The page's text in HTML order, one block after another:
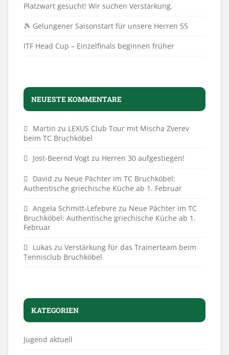
Platzwart gesucht! Wir suchen Verstärkung.
🎾 Gelungener Saisonstart für unsere Herren 55
ITF Head Cup – Einzelfinals beginnen früher
NEUESTE KOMMENTARE
Martin zu LEXUS Club Tour mit Mischa Zverev
beim TC Bruchköbel
Jost-Beernd Vogt zu Herren 30 aufgestiegen!
David zu Neue Pächter im TC Bruchköbel:
Authentische griechische Küche ab 1. Februar
Angela Schmitt-Lefebvre zu Neue Pächter im TC
Bruchköbel: Authentische griechische Küche ab 1.
Februar
Lukas zu Verstärkung für das Trainerteam beim
Tennisclub Bruchköbel
KATEGORIEN
Jugend aktuell